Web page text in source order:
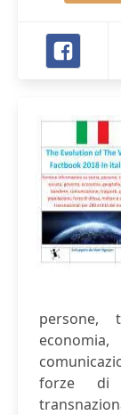
persone,
forze di